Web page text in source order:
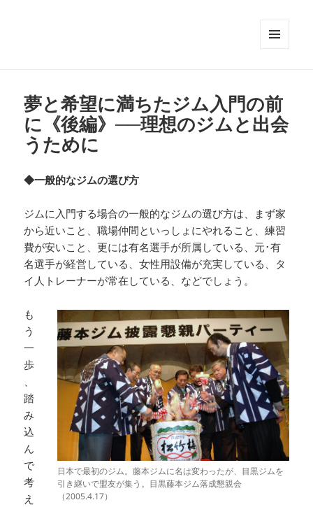
ット
夢と希望に満ちたジム入門の前
に《後編》──理想のジムと出会
うために
◆一般的なジムの選び方
ジムに入門する場合の一般的なジムの選び方は、まず家
から近いこと、職場仲間といっしょにやれること、練習
費が安いこと、更には有名選手が所属している、元･有
名選手が経営している、女性用設備が充実している、タ
イ人トレーナーが常在している、などでしょう。
日本で最初のジム。藤本ジムに名は変わったが、目黒ジムを
引き継いで盟友が集う。目黒藤本ジム落成懇親会
（2005.4.17）
も
う
一
歩
、
踏
み
込
ん
で
考
え